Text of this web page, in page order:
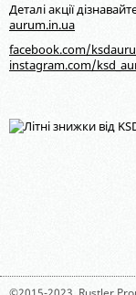
Деталі акції
aurum.in.ua
facebook.com/
instagram.com/